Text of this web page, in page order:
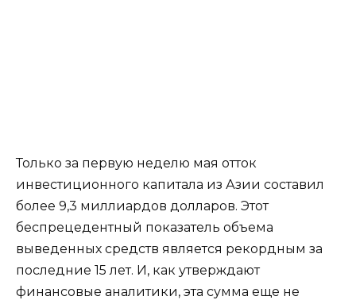
Только за первую неделю мая отток
инвестиционного капитала из Азии составил
более 9,3 миллиардов долларов. Этот
беспрецедентный показатель объема
выведенных средств является рекордным за
последние 15 лет. И, как утверждают
финансовые аналитики, эта сумма еще не